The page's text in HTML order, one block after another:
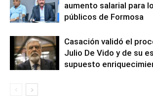
aumento salarial para
públicos de Formosa
Casación validó el
Julio De Vido y de su
supuesto